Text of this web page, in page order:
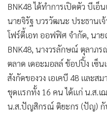
วิทยาศาสตร์
• SMEs
• หุ้น
• อินโดจีน
• กองทุนรวม
• Celeb Online
• Factcheck
BNK48 ได้ทำการเปิดตัว บีเอ็
นายจิรัฐ บวรวัฒนะ ประธานเ
โฟร์ตี้เอท ออฟฟิศ จำกัด, นา
BNK48, นางวรลักษณ์ ตุลาภ
ตลาด เดอะมอลล์ ช้อปปิ้ง เซ็น
สังกัดของวง เอเคบี 48 และส
ชุดแรกทั้ง 16 คน ได้แก่ น.ส.เ
น.ส.ปัญสิกรณ์ ติยะกร (ปัญ) กั